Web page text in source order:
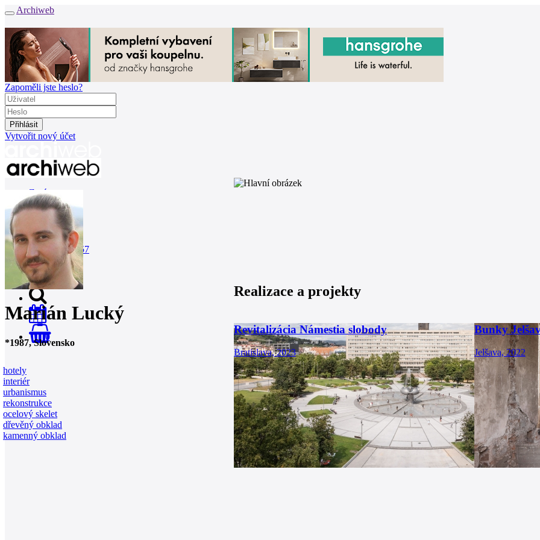
Archiweb
Zapoměli jste heslo?
Vytvořit nový účet
Zprávy
Architekti
Stavby
Katalog
E-shop
Burza práce157
en
0
Marián Lucký
*1987, Slovensko
hotely
interiér
urbanismus
rekonstrukce
ocelový skelet
dřevěný obklad
kamenný obklad
Realizace a projekty
Revitalizácia Námestia slobody
Bratislava, 2023
Bunky
Jelšava, 2022